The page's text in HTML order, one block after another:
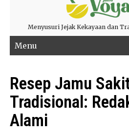
Menyusuri Jejak Kekayaan dan
Menu
Resep Jamu
Tradisional:
Alami